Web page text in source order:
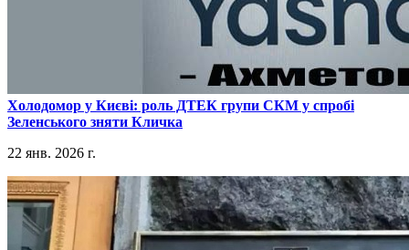
​Холодомор у Києві: роль ДТЕК групи СКМ у спробі
Зеленського зняти Кличка
22 янв. 2026 г.